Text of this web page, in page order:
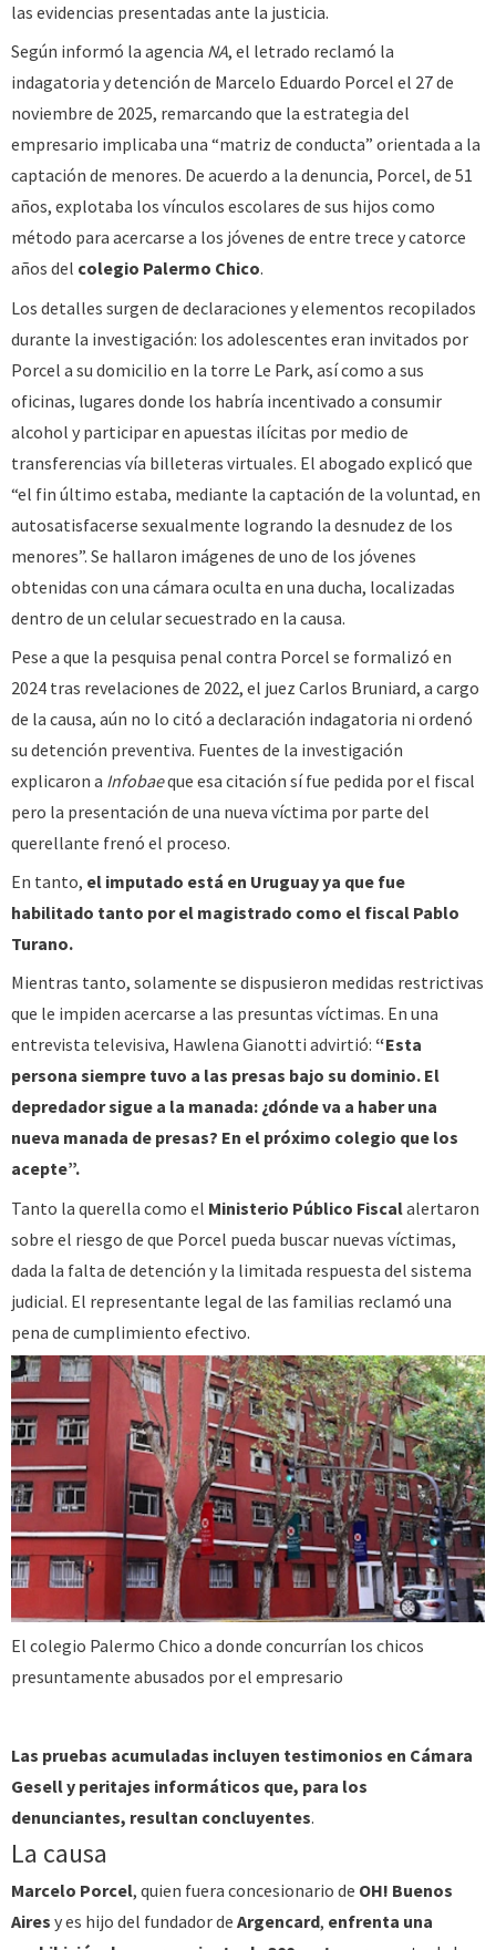
las evidencias presentadas ante la justicia.
Según informó la agencia NA, el letrado reclamó la
indagatoria y detención de Marcelo Eduardo Porcel el 27 de
noviembre de 2025, remarcando que la estrategia del
empresario implicaba una “matriz de conducta” orientada a la
captación de menores. De acuerdo a la denuncia, Porcel, de 51
años, explotaba los vínculos escolares de sus hijos como
método para acercarse a los jóvenes de entre trece y catorce
años del colegio Palermo Chico.
Los detalles surgen de declaraciones y elementos recopilados
durante la investigación: los adolescentes eran invitados por
Porcel a su domicilio en la torre Le Park, así como a sus
oficinas, lugares donde los habría incentivado a consumir
alcohol y participar en apuestas ilícitas por medio de
transferencias vía billeteras virtuales. El abogado explicó que
“el fin último estaba, mediante la captación de la voluntad, en
autosatisfacerse sexualmente logrando la desnudez de los
menores”. Se hallaron imágenes de uno de los jóvenes
obtenidas con una cámara oculta en una ducha, localizadas
dentro de un celular secuestrado en la causa.
Pese a que la pesquisa penal contra Porcel se formalizó en
2024 tras revelaciones de 2022, el juez Carlos Bruniard, a cargo
de la causa, aún no lo citó a declaración indagatoria ni ordenó
su detención preventiva. Fuentes de la investigación
explicaron a Infobaeque esa citación sí fue pedida por el fiscal
pero la presentación de una nueva víctima por parte del
querellante frenó el proceso.
En tanto, el imputado está en Uruguay ya que fue
habilitado tanto por el magistrado como el fiscal Pablo
Turano.
Mientras tanto, solamente se dispusieron medidas restrictivas
que le impiden acercarse a las presuntas víctimas. En una
entrevista televisiva, Hawlena Gianotti advirtió: “Esta
persona siempre tuvo a las presas bajo su dominio. El
depredador sigue a la manada: ¿dónde va a haber una
nueva manada de presas? En el próximo colegio que los
acepte”.
Tanto la querella como el Ministerio Público Fiscalalertaron
sobre el riesgo de que Porcel pueda buscar nuevas víctimas,
dada la falta de detención y la limitada respuesta del sistema
judicial. El representante legal de las familias reclamó una
pena de cumplimiento efectivo.
El colegio Palermo Chico a donde concurrían los chicos
presuntamente abusados por el empresario
Las pruebas acumuladas incluyen testimonios en Cámara
Gesell y peritajes informáticos que, para los
denunciantes, resultan concluyentes.
La causa
Marcelo Porcel, quien fuera concesionario de OH! Buenos
Aires y es hijo del fundador de Argencard, enfrenta una